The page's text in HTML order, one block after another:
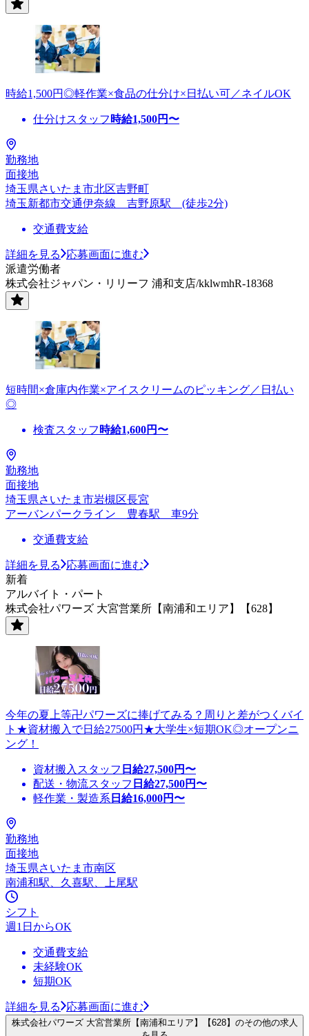
時給1,500円◎軽作業×食品の仕分け×日払い可／ネイルOK
仕分けスタッフ 時給1,500円〜
勤務地
面接地
埼玉県さいたま市北区吉野町
埼玉新都市交通伊奈線 吉野原駅 (徒歩2分)
交通費支給
詳細を見る
応募画面に進む
派遣労働者
株式会社ジャパン・リリーフ 浦和支店/kklwmhR-18368
短時間×倉庫内作業×アイスクリームのピッキング／日払い
◎
検査スタッフ 時給1,600円〜
勤務地
面接地
埼玉県さいたま市岩槻区長宮
アーバンパークライン 豊春駅 車9分
交通費支給
詳細を見る
応募画面に進む
新着
アルバイト・パート
株式会社パワーズ 大宮営業所【南浦和エリア】【628】
今年の夏上等卍パワーズに捧げてみる？周りと差がつくバイ
ト★資材搬入で日給27500円★大学生×短期OK◎オープンニ
ング！
資材搬入スタッフ 日給27,500円〜
配送・物流スタッフ 日給27,500円〜
軽作業・製造系 日給16,000円〜
勤務地
面接地
埼玉県さいたま市南区
南浦和駅、久喜駅、上尾駅
シフト
週1日からOK
交通費支給
未経験OK
短期OK
詳細を見る 応募画面に進む
株式会社パワーズ 大宮営業所【南浦和エリア】【628】のその他の求人